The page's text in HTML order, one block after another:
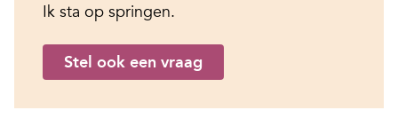
Ik sta op springen.
Stel ook een vraag